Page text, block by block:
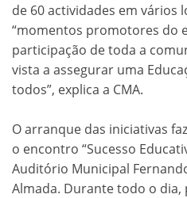
de 60 actividades em vários
“momentos promotores do
participação de toda a
vista a assegurar uma
todos”, explica a CMA.
O arranque das iniciativas
o encontro “Sucesso
Auditório Municipal
Almada. Durante todo o dia,